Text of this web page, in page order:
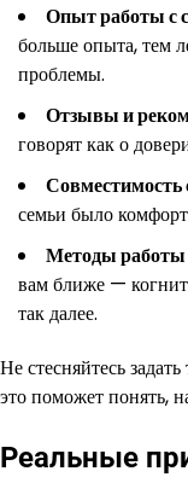
Опыт работы с
больше опыта, тем
проблемы.
Отзывы и
говорят как о
Совместимость
семьи было
Методы
вам ближе —
так далее.
Не стесняйтесь
это поможет понять,
Реальные